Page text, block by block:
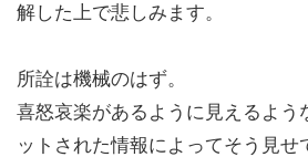
解した上で悲しみます。
所詮は機械のはず。
喜怒哀楽があるように見えるよう
ットされた情報によってそう見せ